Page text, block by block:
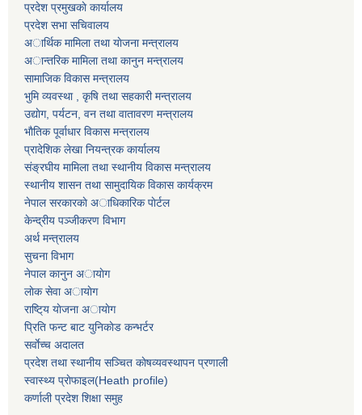
प्रदेश प्रमुखकाे कार्यालय
प्रदेश सभा सचिवालय
अार्थिक मामिला तथा याेजना मन्त्रालय
अान्तरिक मामिला तथा कानुन मन्त्रालय
सामाजिक विकास मन्त्रालय
भुमि व्यवस्था , कृषि तथा सहकारी मन्त्रालय
उद्याेग, पर्यटन, वन तथा वातावरण मन्त्रालय
भाैतिक पूर्वाधार विकास मन्त्रालय
प्रादेशिक लेखा नियन्त्रक कार्यालय
संङ्रघीय मामिला तथा स्थानीय विकास मन्त्रालय
स्थानीय शासन तथा सामुदायिक विकास कार्यक्रम
नेपाल सरकारकाे अाधिकारिक पाेर्टल
केन्द्रीय पञ्जीकरण विभाग
अर्थ मन्त्रालय
सुचना विभाग
नेपाल कानुन अायाेग
लाेक सेवा अायाेग
राष्टि्य याेजना अायाेग
प्रिति फन्ट बाट युनिकाेड कन्भर्टर
सर्वाेच्च अदालत
प्रदेश तथा स्थानीय सञ्चित काेषव्यवस्थापन प्रणाली
स्वास्थ्य प्राेफाइल(Heath profile)
कर्णाली प्रदेश शिक्षा समुह